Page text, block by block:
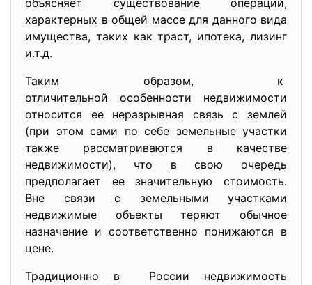
объясняет существование операций,
характерных в общей массе для данного вида
имущества, таких как траст, ипотека, лизинг
и.т.д.
Таким образом, к
отличительной особенности недвижимости
относится ее неразрывная связь с землей
(при этом сами по себе земельные участки
также рассматриваются в качестве
недвижимости), что в свою очередь
предполагает ее значительную стоимость.
Вне связи с земельными участками
недвижимые объекты теряют обычное
назначение и соответственно понижаются в
цене.
Традиционно в России недвижимость